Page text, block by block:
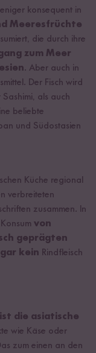
konsequent in
Meeresfrüchte
die durch ihre
zum Meer
. Aber auch in
Der Fisch wird
als auch
beliebte
und Südostasien
Küche regional
verbreiteten
zusammen. In
von
geprägten
kein Rindfleisch
die asiatische
wie Käse oder
zum einen an den